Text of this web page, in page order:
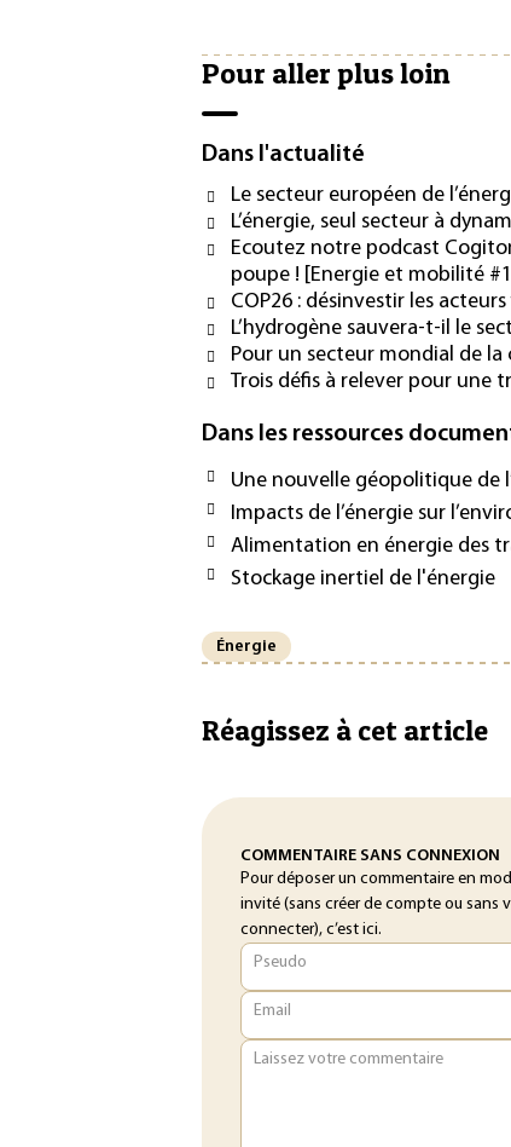
Pour aller plus loin
Dans l'actualité
Le secteur européen de
L’énergie, seul secteur à
Ecoutez notre podcast
poupe ! [Energie et mobilité #1]
COP26 : désinvestir les
L’hydrogène sauvera-t-il le
Pour un secteur mondial de
Trois défis à relever pour une
Dans les ressources
Une nouvelle géopolitique de
Impacts de l’énergie sur
Alimentation en énergie des
Stockage inertiel de l'énergie
Énergie
Réagissez à cet article
COMMENTAIRE SANS CONNEXION
Pour déposer un commentaire en
invité (sans créer de compte ou sans
connecter), c’est ici.
Pseudo
Email
Laissez votre commentaire